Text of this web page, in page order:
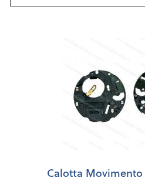
Calotta Movimento